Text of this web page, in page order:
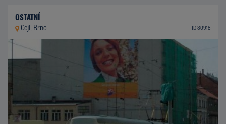
OSTATNÍ
Cejl, Brno ID 80918